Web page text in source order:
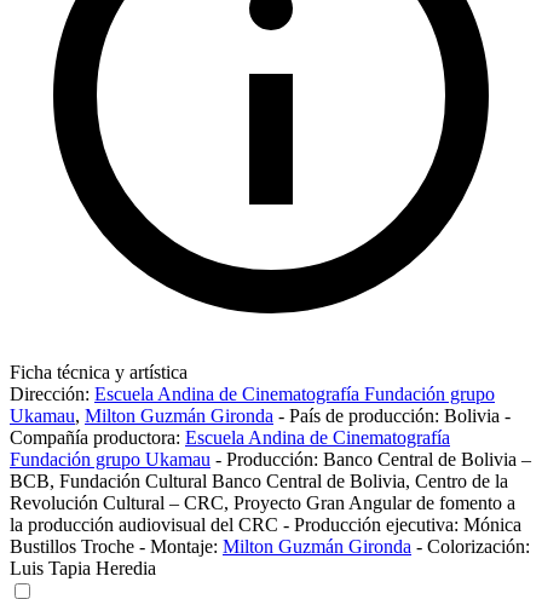
Ficha técnica y artística
Dirección: Escuela Andina de Cinematografía Fundación grupo
Ukamau, Milton Guzmán Gironda - País de producción: Bolivia -
Compañía productora: Escuela Andina de Cinematografía
Fundación grupo Ukamau - Producción: Banco Central de Bolivia –
BCB, Fundación Cultural Banco Central de Bolivia, Centro de la
Revolución Cultural – CRC, Proyecto Gran Angular de fomento a
la producción audiovisual del CRC - Producción ejecutiva: Mónica
Bustillos Troche - Montaje: Milton Guzmán Gironda - Colorización:
Luis Tapia Heredia